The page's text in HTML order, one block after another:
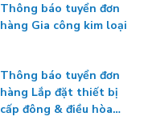
Thông báo tuyển đơn
hàng Gia công kim loại
Thông báo tuyển đơn
hàng Lắp đặt thiết bị
cấp đông & điều hòa